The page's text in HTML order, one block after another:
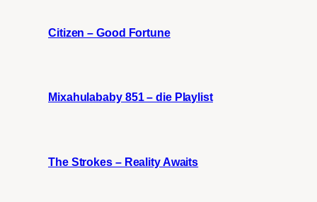
Citizen – Good Fortune
Mixahulababy 851 – die Playlist
The Strokes – Reality Awaits